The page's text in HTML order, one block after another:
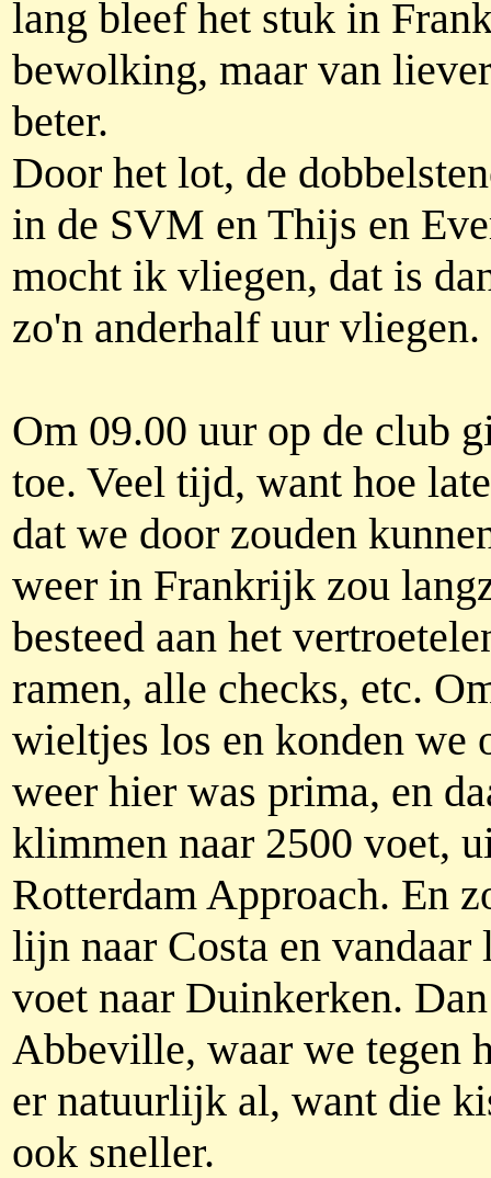
lang bleef het stuk in
bewolking, maar van
beter.
Door het lot, de
in de SVM en Thijs en
mocht ik vliegen, dat is
zo'n anderhalf uur vliegen.
Om 09.00 uur op de club
toe. Veel tijd, want hoe
dat we door zouden
weer in Frankrijk zou
besteed aan het
ramen, alle checks, etc.
wieltjes los en konden we
weer hier was prima, en
klimmen naar 2500 voet,
Rotterdam Approach. En
lijn naar Costa en
voet naar Duinkerken.
Abbeville, waar we tegen
er natuurlijk al, want die
ook sneller.